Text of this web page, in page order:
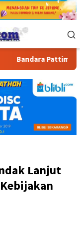
Kenalkan
Lanjut